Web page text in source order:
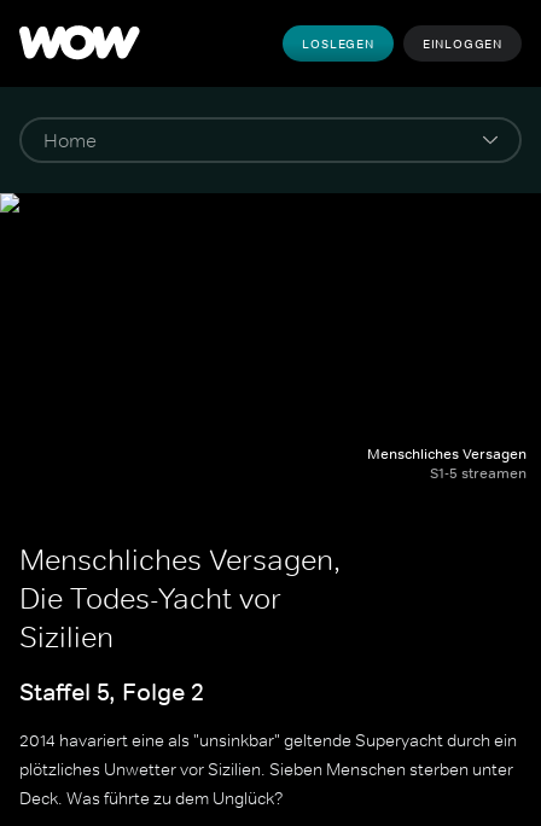
LOSLEGEN EINLOGGEN
Menschliches Versagen
S1-5 streamen
Menschliches Versagen,
Die Todes-Yacht vor
Sizilien
Staffel 5, Folge 2
2014 havariert eine als "unsinkbar" geltende Superyacht durch ein
plötzliches Unwetter vor Sizilien. Sieben Menschen sterben unter
Deck. Was führte zu dem Unglück?